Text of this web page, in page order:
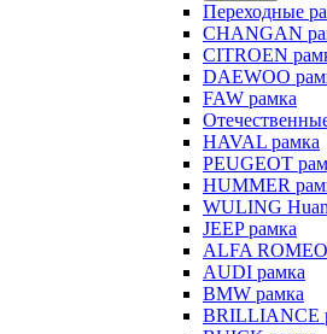
Переходные
CHANGAN
CITROEN
DAEWOO
FAW рамка
HAVAL рамка
PEUGEOT
HUMMER
WULING
JEEP рамка
ALFA
AUDI рамка
BMW рамка
BRILLIANCE